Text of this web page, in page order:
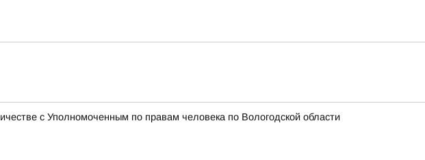
с Уполномоченным по правам человека по Вологодской области